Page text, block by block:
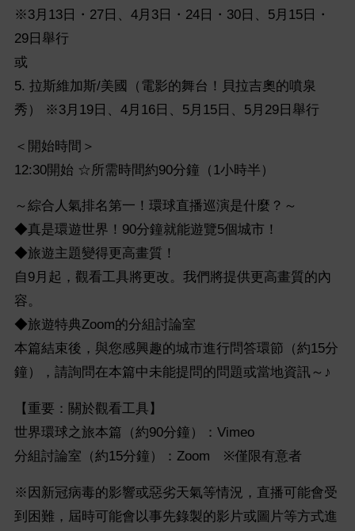
※3月13日・27日、4月3日・24日・30日、5月15日・
29日舉行
或
5. 拉斯維加斯/美國（電影的舞台！貝拉吉奧的噴泉
秀） ※3月19日、4月16日、5月15日、5月29日舉行
＜開始時間＞
12:30開始 ☆所需時間約90分鐘（1小時半）
～綜合人氣排名第一！環球直播巡演是什麼？～
◆真是環遊世界！90分鐘就能遊覽5個城市！
◆旅遊主題變得更高畫質！
自9月起，觀看工具將更改。我們將提供更高畫質的內
容。
◆旅遊特典Zoom的分組討論室
本篇結束後，與您感興趣的城市進行問答環節（約15分
鐘），請詢問在本篇中未能提問的問題或當地資訊～♪
【重要：關於觀看工具】
世界環球之旅本篇（約90分鐘）：Vimeo
分組討論室（約15分鐘）：Zoom ※僅限有意者
※因新冠病毒的影響或惡劣天氣等情況，直播可能會受
到困難，屆時可能會以事先錄製的影片或圖片等方式進